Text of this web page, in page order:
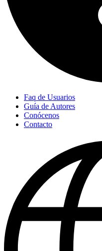
Faq de Usuarios
Guía de Autores
Conócenos
Contacto